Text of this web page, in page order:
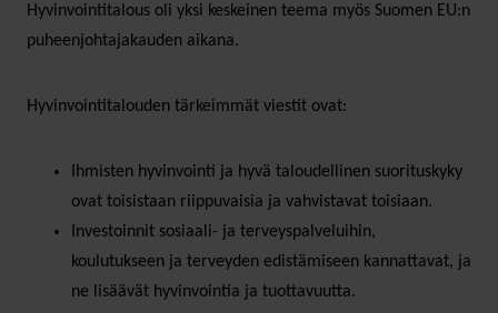
Hyvinvointitalous oli yksi keskeinen teema myös Suomen EU:n
puheenjohtajakauden aikana.
Hyvinvointitalouden tärkeimmät viestit ovat:
Ihmisten hyvinvointi ja hyvä taloudellinen suorituskyky
ovat toisistaan ​​riippuvaisia ​​ja vahvistavat toisiaan.
Investoinnit sosiaali- ja terveyspalveluihin,
koulutukseen ja terveyden edistämiseen kannattavat, ja
ne lisäävät hyvinvointia ja tuottavuutta.